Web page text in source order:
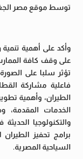
توسط موقع مصر
وأكد على أهمية
على وقف كافة
تؤثر سلبا على الصورة
فاعلية مشاركة
الطيران، وأهمية
الخدمات المقدمة،
والتكنولوجيا
برامج تحفيز
السياحية المصرية.